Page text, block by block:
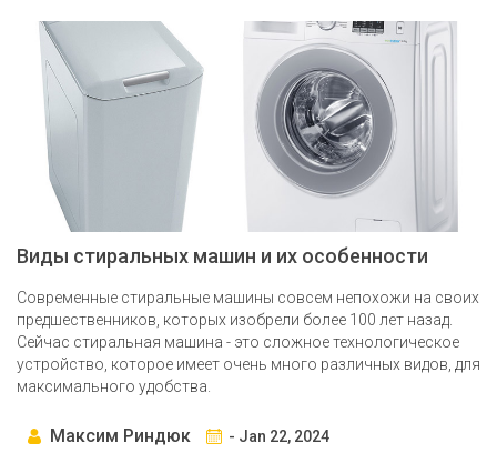
Виды стиральных машин и их особенности
Современные стиральные машины совсем непохожи на своих
предшественников, которых изобрели более 100 лет назад.
Сейчас стиральная машина - это сложное технологическое
устройство, которое имеет очень много различных видов, для
максимального удобства.
Максим Риндюк - Jan 22, 2024